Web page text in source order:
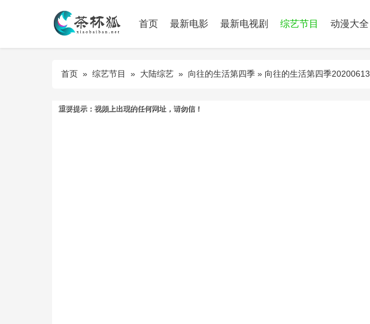
首页 最新电影 最新电视剧 综艺节目 动漫大全
首页 » 综艺节目 » 大陆综艺 » 向往的生活第四季 » 向往的生活第四季20200613